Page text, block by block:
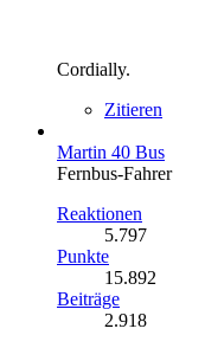
Cordially.
Zitieren
Martin 40 Bus
Fernbus-Fahrer
Reaktionen
5.797
Punkte
15.892
Beiträge
2.918